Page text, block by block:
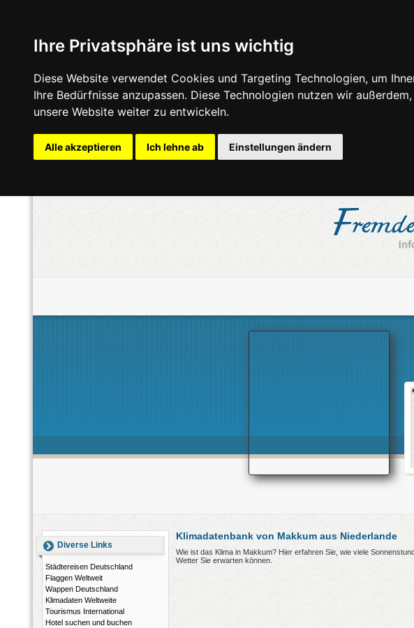
Ihre Privatsphäre ist uns wichtig
Diese Website verwendet Cookies und Targeting Technologien, um
Ihre Bedürfnisse anzupassen. Diese Technologien nutzen wir
unsere Website weiter zu entwickeln.
Alle akzeptieren Ich lehne ab Einstellungen ändern
Diverse Links
Städtereisen Deutschland
Flaggen Weltweit
Wappen Deutschland
Klimadaten Weltweite
Tourismus International
Hotel suchen und buchen
Klimadatenbank von Makkum aus Niederlande
Wie ist das Klima in Makkum? Hier erfahren Sie, wie viele
Wetter Sie erwarten können.